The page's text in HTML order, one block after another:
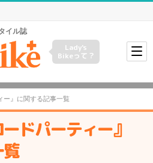
イル誌
Lady's
Bikeって？
ー』に関する記事一覧
ドパーティー』